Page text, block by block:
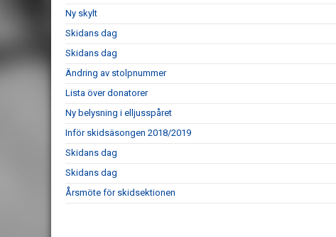
Ny skylt
Skidans dag
Skidans dag
Ändring av stolpnummer
Lista över donatorer
Ny belysning i elljusspåret
Inför skidsäsongen 2018/2019
Skidans dag
Skidans dag
Årsmöte för skidsektionen